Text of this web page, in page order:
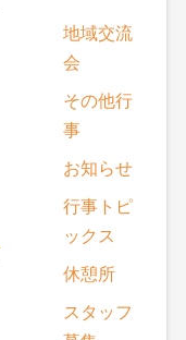
地域交流
会
その他行
事
お知らせ
行事トピ
ックス
休憩所
スタッフ